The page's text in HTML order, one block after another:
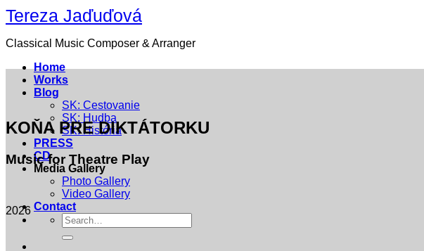
Skip
to
content
Tereza Jaďuďová
Classical Music Composer & Arranger
Home
Works
Blog
SK: Cestovanie
SK: Hudba
SK: História
PRESS
CD
Media Gallery
Photo Gallery
Video Gallery
Contact
KOŇA PRE DIKTÁTORKU
Music for Theatre Play
2026